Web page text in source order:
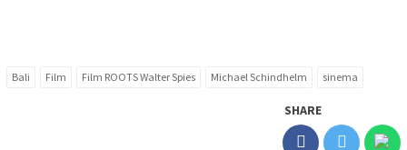
Bali Film Film ROOTS Walter Spies Michael Schindhelm sinema
SHARE